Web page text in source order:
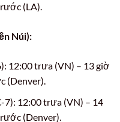
(LA).
Núi):
12:00 trưa (VN) – 13 giờ
(Denver).
7): 12:00 trưa (VN) – 14
(Denver).